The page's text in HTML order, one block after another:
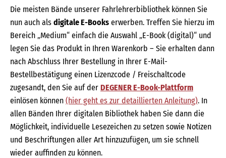
Die meisten Bände unserer Fahrlehrerbibliothek können Sie
nun auch als digitale E-Books erwerben. Treffen Sie hierzu im
Bereich „Medium“ einfach die Auswahl „E-Book (digital)“ und
legen Sie das Produkt in Ihren Warenkorb – Sie erhalten dann
nach Abschluss Ihrer Bestellung in Ihrer E-Mail-
Bestellbestätigung einen Lizenzcode / Freischaltcode
zugesandt, den Sie auf der DEGENER E-Book-Plattform
einlösen können (hier geht es zur detaillierten Anleitung). In
allen Bänden Ihrer digitalen Bibliothek haben Sie dann die
Möglichkeit, individuelle Lesezeichen zu setzen sowie Notizen
und Beschriftungen aller Art hinzuzufügen, um sie schnell
wieder auffinden zu können.